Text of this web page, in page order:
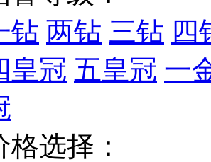
钻 两钻 三钻 四
皇冠 五皇冠 一
格选择：